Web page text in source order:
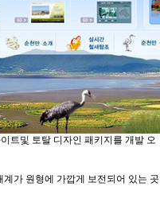
트및 토탈 디자인 패키지를 개발 오
가 원형에 가깝게 보전되어 있는 곳